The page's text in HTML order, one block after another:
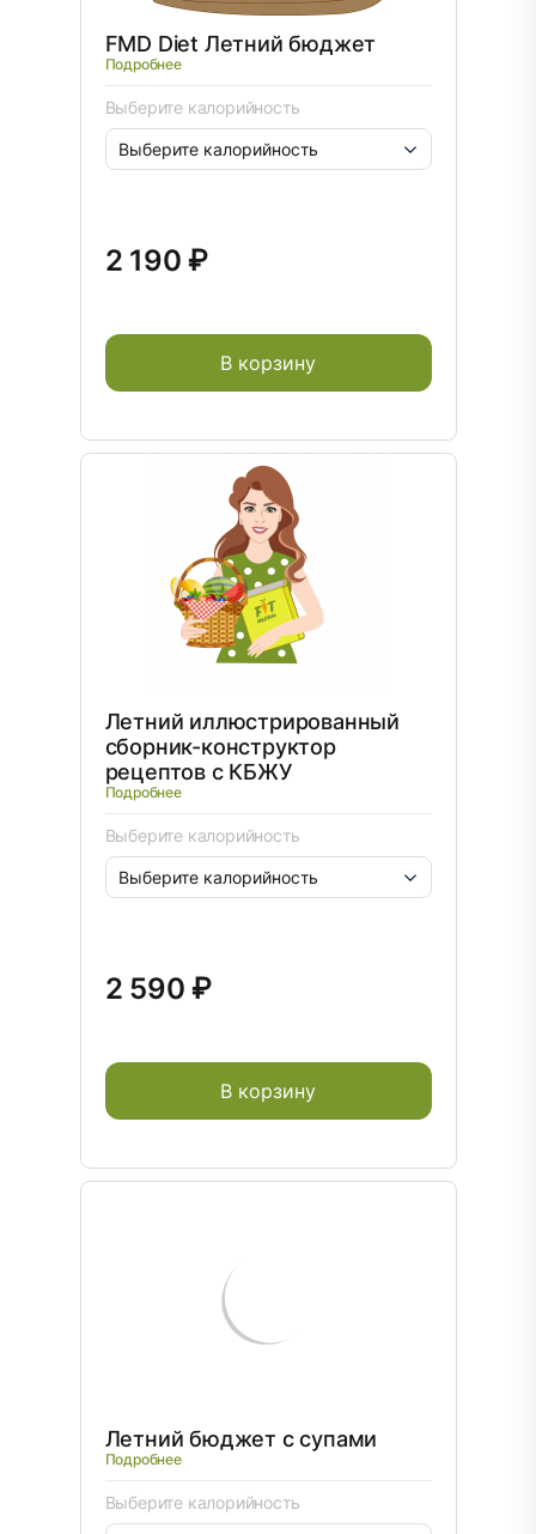
FMD Diet Летний бюджет
Подробнее
Выберите калорийность
2 190 ₽
В корзину
Летний иллюстрированный
сборник-конструктор
рецептов с КБЖУ
Подробнее
Выберите калорийность
2 590 ₽
В корзину
Летний бюджет с супами
Подробнее
Выберите калорийность